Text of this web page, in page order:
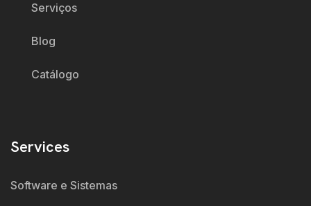
Serviços
Blog
Catálogo
Services
Software e Sistemas